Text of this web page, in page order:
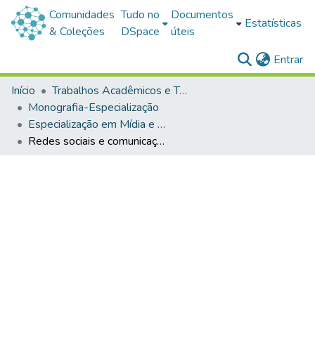
Comunidades
& Coleções
Tudo no
DSpace
Documentos
úteis
Estatísticas
Entrar
Início
Trabalhos Acadêmicos e Técnicos
Monografia-Especialização
Especialização em Mídia e Educação
Redes sociais e comunicação contemporânea: uma análise do impacto das plataformas digitais